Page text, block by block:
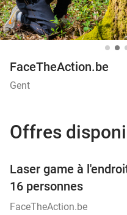
FaceTheAction.be
Gent
Offres
Laser game à
16 personnes
FaceTheAction.be